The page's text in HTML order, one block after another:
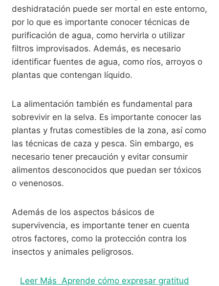
deshidratación puede ser mortal en este entorno,
por lo que es importante conocer técnicas de
purificación de agua, como hervirla o utilizar
filtros improvisados. Además, es necesario
identificar fuentes de agua, como ríos, arroyos o
plantas que contengan líquido.
La alimentación también es fundamental para
sobrevivir en la selva. Es importante conocer las
plantas y frutas comestibles de la zona, así como
las técnicas de caza y pesca. Sin embargo, es
necesario tener precaución y evitar consumir
alimentos desconocidos que puedan ser tóxicos
o venenosos.
Además de los aspectos básicos de
supervivencia, es importante tener en cuenta
otros factores, como la protección contra los
insectos y animales peligrosos.
Leer Más Aprende cómo expresar gratitud